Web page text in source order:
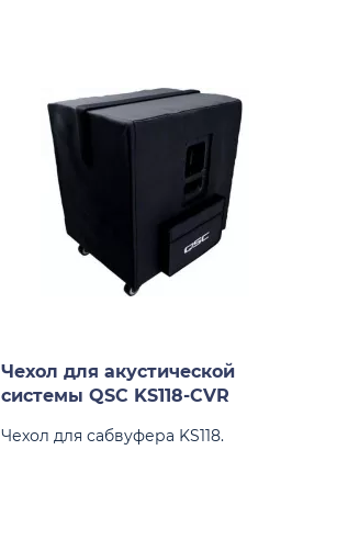
Чехол для акустической
системы QSC KS118-CVR
Чехол для сабвуфера KS118.